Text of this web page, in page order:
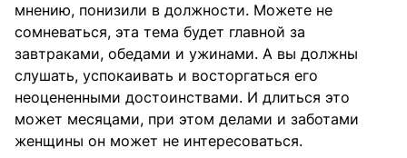
мнению, понизили в должности. Можете не
сомневаться, эта тема будет главной за
завтраками, обедами и ужинами. А вы должны
слушать, успокаивать и восторгаться его
неоцененными достоинствами. И длиться это
может месяцами, при этом делами и заботами
женщины он может не интересоваться.